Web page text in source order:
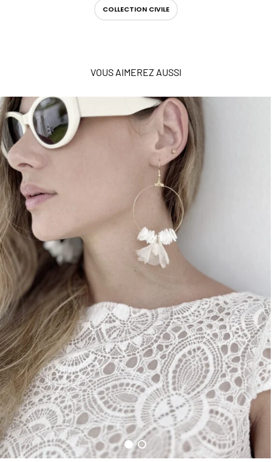
COLLECTION CIVILE
VOUS AIMEREZ AUSSI